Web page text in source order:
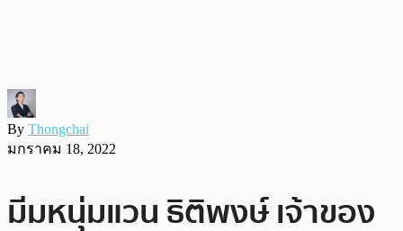
By Thongchai
มกราคม 18, 2022
มีมหนุ่มแวน ธิติพงษ์ เจ้าของ